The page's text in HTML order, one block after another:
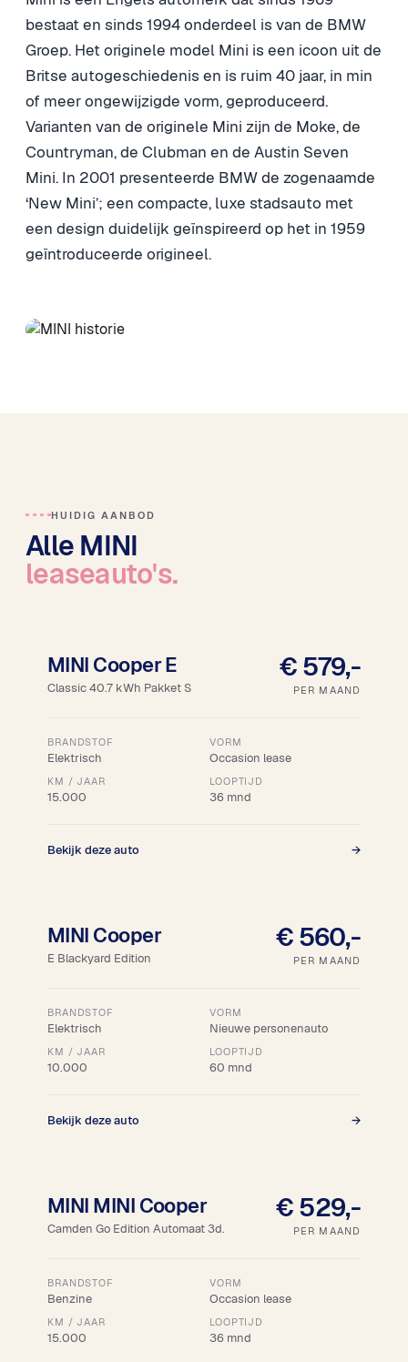
bestaat en sinds 1994 onderdeel is van de BMW
Groep. Het originele model Mini is een icoon uit de
Britse autogeschiedenis en is ruim 40 jaar, in min
of meer ongewijzigde vorm, geproduceerd.
Varianten van de originele Mini zijn de Moke, de
Countryman, de Clubman en de Austin Seven
Mini. In 2001 presenteerde BMW de zogenaamde
‘New Mini’; een compacte, luxe stadsauto met
een design duidelijk geïnspireerd op het in 1959
geïntroduceerde origineel.
HUIDIG AANBOD
Alle MINI
leaseauto's.
MINI Cooper E
Classic 40.7 kWh Pakket S
€ 579,-
PER MAAND
BRANDSTOF
Elektrisch
VORM
Occasion lease
KM / JAAR
15.000
LOOPTIJD
36 mnd
Bekijk deze auto →
MINI Cooper
E Blackyard Edition
€ 560,-
PER MAAND
BRANDSTOF
Elektrisch
VORM
Nieuwe personenauto
KM / JAAR
10.000
LOOPTIJD
60 mnd
Bekijk deze auto →
MINI MINI Cooper
Camden Go Edition Automaat 3d.
€ 529,-
PER MAAND
BRANDSTOF
Benzine
VORM
Occasion lease
KM / JAAR
15.000
LOOPTIJD
36 mnd